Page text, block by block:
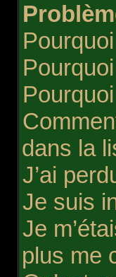
dans la
J’ai
Je suis
Je
plus me